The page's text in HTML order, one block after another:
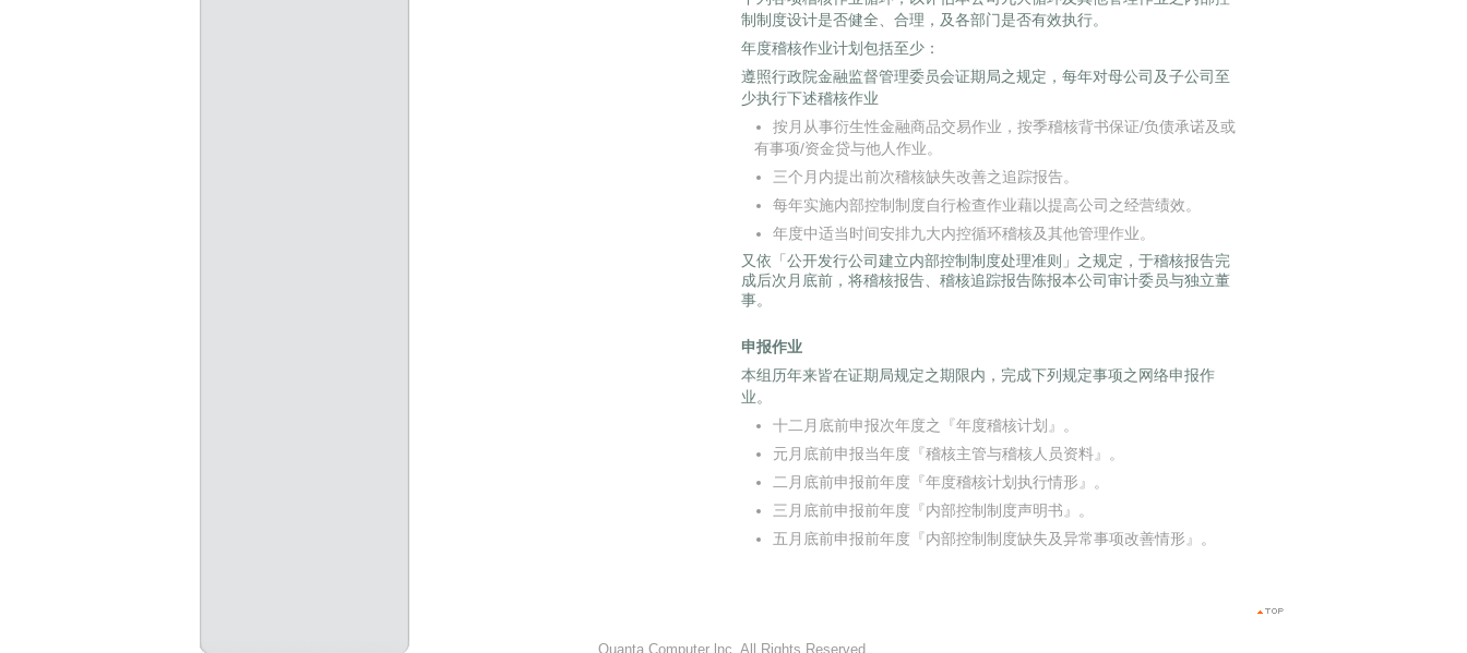
制制度设计是否健全、合理，及各部门是否有效执行。
年度稽核作业计划包括至少：
遵照行政院金融监督管理委员会证期局之规定，每年对母公司及子公司至
少执行下述稽核作业
按月从事衍生性金融商品交易作业，按季稽核背书保证/负债承诺及或
有事项/资金贷与他人作业。
三个月内提出前次稽核缺失改善之追踪报告。
每年实施内部控制制度自行检查作业藉以提高公司之经营绩效。
年度中适当时间安排九大内控循环稽核及其他管理作业。
又依「公开发行公司建立内部控制制度处理准则」之规定，于稽核报告完
成后次月底前，将稽核报告、稽核追踪报告陈报本公司审计委员与独立董
事。
申报作业
本组历年来皆在证期局规定之期限内，完成下列规定事项之网络申报作
业。
十二月底前申报次年度之『年度稽核计划』。
元月底前申报当年度『稽核主管与稽核人员资料』。
二月底前申报前年度『年度稽核计划执行情形』。
三月底前申报前年度『内部控制制度声明书』。
五月底前申报前年度『内部控制制度缺失及异常事项改善情形』。
Quanta Computer lnc. All Rights Reserved.